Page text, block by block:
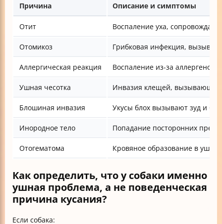
Причина Описание и симптомы
Отит Воспаление уха,
Отомикоз Грибковая инфекция,
Аллергическая реакция Воспаление из-за
Ушная чесотка Инвазия клещей, вызывающих
Блошиная инвазия Укусы блох вызывают зуд и
Инородное тело Попадание посторонних
Отогематома Кровяное образование в
Как определить, что у собаки именно
ушная проблема, а не поведенческая
причина кусания?
Если собака: